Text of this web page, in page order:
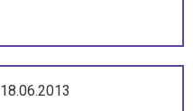
18.06.2013